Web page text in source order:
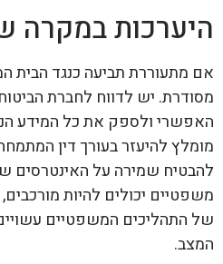
היערכות במקרה
אם מתעוררת תביעה כנגד הבית
מסודרת. יש לדווח לחברת
האפשרי ולספק את כל המידע
מומלץ להיעזר בעורך דין
להבטיח שמירה על האינטרסים
משפטיים יכולים להיות
של התהליכים המשפטיים
המצב.